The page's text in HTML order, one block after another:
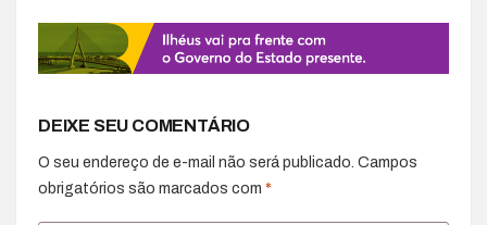
DEIXE SEU COMENTÁRIO
O seu endereço de e-mail não será publicado. Campos
obrigatórios são marcados com *